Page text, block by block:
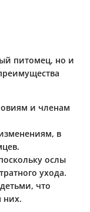
питомец, но и
и членам
, в
ослы
ухода.
, что
них.